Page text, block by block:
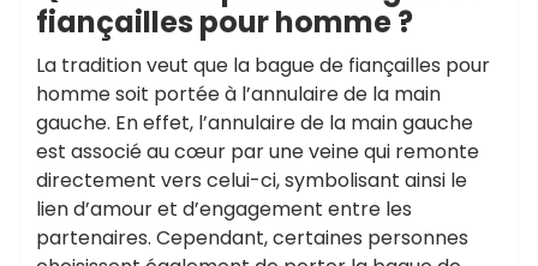
fiançailles pour homme ?
La tradition veut que la bague de fiançailles pour
homme soit portée à l’annulaire de la main
gauche. En effet, l’annulaire de la main gauche
est associé au cœur par une veine qui remonte
directement vers celui-ci, symbolisant ainsi le
lien d’amour et d’engagement entre les
partenaires. Cependant, certaines personnes